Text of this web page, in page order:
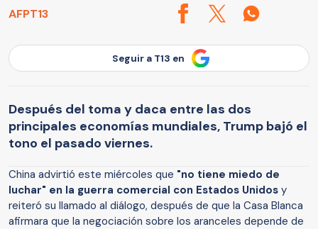
AFPT13
Seguir a T13 en
Después del toma y daca entre las dos
principales economías mundiales, Trump bajó el
tono el pasado viernes.
China advirtió este miércoles que "no tiene miedo de
luchar" en la guerra comercial con Estados Unidos y
reiteró su llamado al diálogo, después de que la Casa Blanca
afirmara que la negociación sobre los aranceles depende de